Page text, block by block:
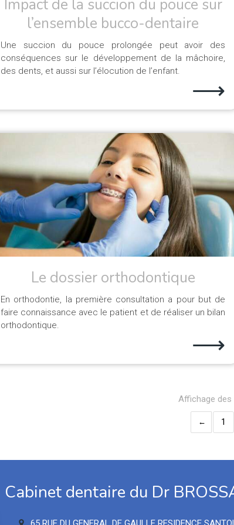
Impact de la succion du pouce sur
l’ensemble bucco-dentaire
Une succion du pouce prolongée peut avoir des
conséquences sur le développement de la mâchoire,
des dents, et aussi sur l’élocution de l’enfant.
⟶
Le dossier orthodontique
En orthodontie, la première consultation a pour but de
faire connaissance avec le patient et de réaliser un bilan
orthodontique.
⟶
Affichage des
1
Cabinet dentaire du Dr